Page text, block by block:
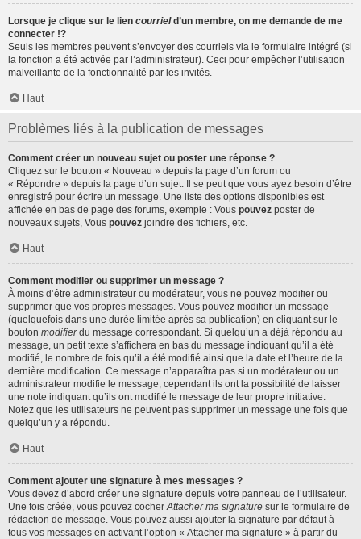
Lorsque je clique sur le lien courrield’un membre, on me demande de me
connecter !?
Seuls les membres peuvent s’envoyer des courriels via le formulaire intégré (si
la fonction a été activée par l’administrateur). Ceci pour empêcher l’utilisation
malveillante de la fonctionnalité par les invités.
Haut
Problèmes liés à la publication de messages
Comment créer un nouveau sujet ou poster une réponse ?
Cliquez sur le bouton « Nouveau » depuis la page d’un forum ou
« Répondre » depuis la page d’un sujet. Il se peut que vous ayez besoin d’être
enregistré pour écrire un message. Une liste des options disponibles est
affichée en bas de page des forums, exemple : Vous pouvez poster de
nouveaux sujets, Vous pouvez joindre des fichiers, etc.
Haut
Comment modifier ou supprimer un message ?
À moins d’être administrateur ou modérateur, vous ne pouvez modifier ou
supprimer que vos propres messages. Vous pouvez modifier un message
(quelquefois dans une durée limitée après sa publication) en cliquant sur le
bouton modifierdu message correspondant. Si quelqu’un a déjà répondu au
message, un petit texte s’affichera en bas du message indiquant qu’il a été
modifié, le nombre de fois qu’il a été modifié ainsi que la date et l’heure de la
dernière modification. Ce message n’apparaîtra pas si un modérateur ou un
administrateur modifie le message, cependant ils ont la possibilité de laisser
une note indiquant qu’ils ont modifié le message de leur propre initiative.
Notez que les utilisateurs ne peuvent pas supprimer un message une fois que
quelqu’un y a répondu.
Haut
Comment ajouter une signature à mes messages ?
Vous devez d’abord créer une signature depuis votre panneau de l’utilisateur.
Une fois créée, vous pouvez cocherAttacher ma signature sur le formulaire de
rédaction de message. Vous pouvez aussi ajouter la signature par défaut à
tous vos messages en activant l’option « Attacher ma signature » à partir du